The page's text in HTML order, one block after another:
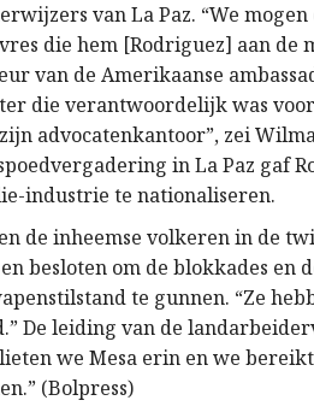
van La Paz. “We
die hem [Rodriguez] aan de
van de Amerikaanse
die verantwoordelijk was
advocatenkantoor”, zei
in La Paz gaf
industrie te nationaliseren.
de inheemse volkeren in de
besloten om de blokkades en
te gunnen. “Ze
De leiding van de
we Mesa erin en we
(Bolpress)